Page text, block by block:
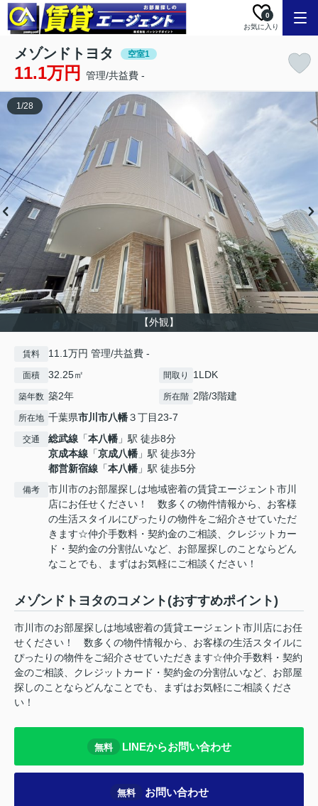
お気に入り
0
メゾンドトヨタ 空室1
11.1万円 管理/共益費 -
【外観】
1/28
賃料 11.1万円 管理/共益費 -
面積 32.25㎡ 間取り 1LDK
築年数 築2年 所在階 2階/3階建
所在地 千葉県市川市八幡３丁目23-7
交通 総武線 「本八幡 」駅 徒歩8分
京成本線 「京成八幡 」駅 徒歩3分
都営新宿線 「本八幡 」駅 徒歩5分
備考
市川市のお部屋探しは地域密着の賃貸エージェント市川
店にお任せください！ 数多くの物件情報から、お客様
の生活スタイルにぴったりの物件をご紹介させていただ
きます☆仲介手数料・契約金のご相談、クレジットカー
ド・契約金の分割払いなど、お部屋探しのことならどん
なことでも、まずはお気軽にご相談ください！
メゾンドトヨタのコメント(おすすめポイント)
市川市のお部屋探しは地域密着の賃貸エージェント市川店にお任
せください！ 数多くの物件情報から、お客様の生活スタイルに
ぴったりの物件をご紹介させていただきます☆仲介手数料・契約
金のご相談、クレジットカード・契約金の分割払いなど、お部屋
探しのことならどんなことでも、まずはお気軽にご相談くださ
い！
無料 LINEからお問い合わせ
無料 お問い合わせ